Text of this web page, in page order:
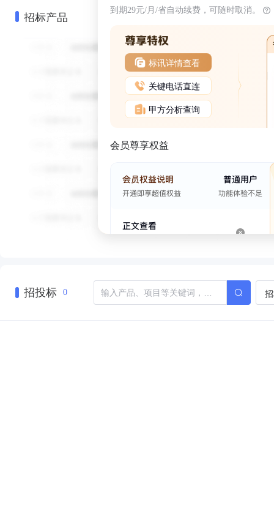
招标产品 到期29元/月/省自动续费，可随时取消。
标讯详情查看
关键电话直连
甲方分析查询
会员尊享权益
招投标 0